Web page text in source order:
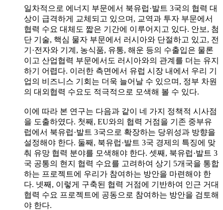
일차적으로 에너지 부문에서 북유럽·발트 3국의 협력 대
상이 급격하게 교체되고 있으며, 교역과 투자 부문에서
협력 수요 대체도 짧은 기간에 이루어지고 있다. 안보, 첨
단 기술, 핵심 물자 부문에서 러시아와 단절하고 있고, 전
기·전자와 기계, 농식품, 유통, 해운 등의 수출입은 물론
이고 산업협력 부문에서도 러시아와의 관계를 더는 유지
하기 어렵다. 이러한 측면에서 유럽 시장 내에서 우리 기
업의 비즈니스 기회는 더욱 늘어날 수 있으며, 정부 차원
의 대외협력 수요도 적극적으로 모색해 볼 수 있다.
이에 따라 본 연구는 다음과 같이 네 가지 정책적 시사점
을 도출하였다. 첫째, EU와의 협력 거점을 기존 중부유
럽에서 북유럽·발트 3국으로 확장하는 당위성과 방향을
설정해야 한다. 둘째, 북유럽·발트 3국 경제의 특징에 맞
춰 유망 협력 분야를 모색해야 한다. 셋째, 북유럽·발트 3
국 공통의 현지 협력 수요를 고려하여 상기 5개국을 통합
하는 프로젝트에 우리가 참여하는 방안을 마련해야 한
다. 넷째, 이렇게 구축된 협력 거점에 기반하여 인근 거대
협력 수요 프로젝트에 공동으로 참여하는 방안을 검토해
야 한다.